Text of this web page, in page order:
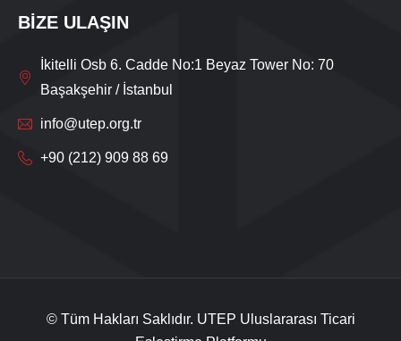
BİZE ULAŞIN
İkitelli Osb 6. Cadde No:1 Beyaz Tower No: 70
Başakşehir / İstanbul
info@utep.org.tr
+90 (212) 909 88 69
© Tüm Hakları Saklıdır. UTEP Uluslararası Ticari